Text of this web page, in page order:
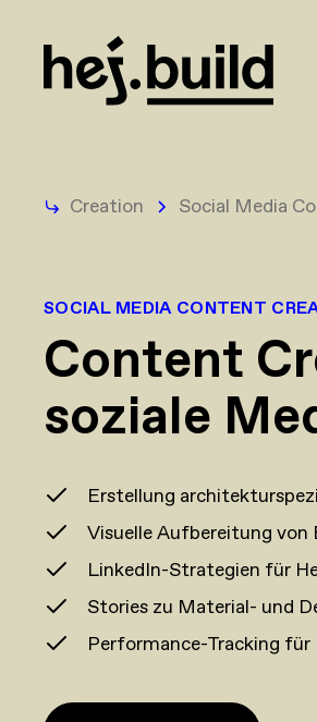
Creation Social Media
SOCIAL MEDIA CONTENT
Content
soziale
Erstellung
Visuelle Aufbereitung
LinkedIn-Strategien für
Stories zu Material- und
Performance-Tracking